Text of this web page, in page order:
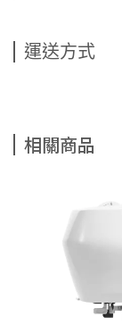
運送方式
相關商品